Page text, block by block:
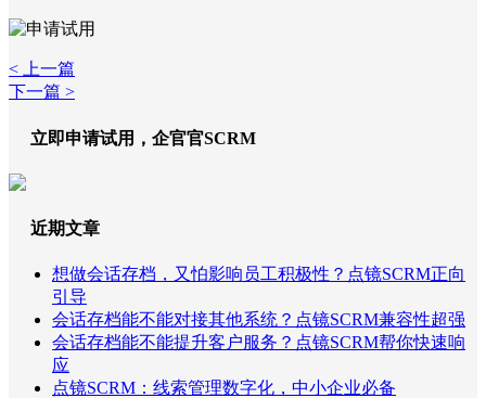
< 上一篇
下一篇 >
立即申请试用，企官官SCRM
近期文章
想做会话存档，又怕影响员工积极性？点镜SCRM正向
引导
会话存档能不能对接其他系统？点镜SCRM兼容性超强
会话存档能不能提升客户服务？点镜SCRM帮你快速响
应
点镜SCRM：线索管理数字化，中小企业必备